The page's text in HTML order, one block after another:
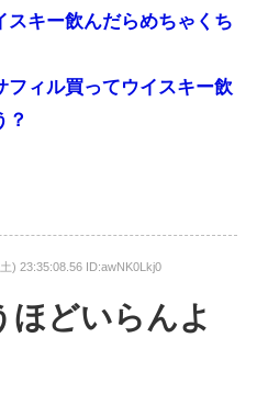
スキー飲んだらめちゃくち
フィル買ってウイスキー飲
？
) 23:35:08.56 ID:awNK0Lkj0
ほどいらんよ